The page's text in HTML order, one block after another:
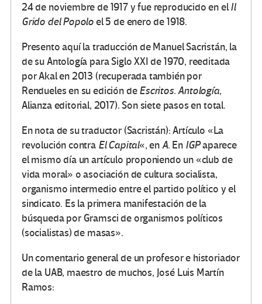
24 de noviembre de 1917 y fue reproducido en elIl
Grido del Popoloel 5 de enero de 1918.
Presento aquí la traducción de Manuel Sacristán, la
de su Antología para Siglo XXI de 1970, reeditada
por Akal en 2013 (recuperada también por
Rendueles en su edición deEscritos. Antología,
Alianza editorial, 2017). Son siete pasos en total.
En nota de su traductor (Sacristán): Artículo «La
revolución contraEl Capital«, enA. En IGPaparece
el mismo día un artículo proponiendo un «club de
vida moral» o asociación de cultura socialista,
organismo intermedio entre el partido político y el
sindicato. Es la primera manifestación de la
búsqueda por Gramsci de organismos políticos
(socialistas) de masas».
Un comentario general de un profesor e historiador
de la UAB, maestro de muchos, José Luis Martín
Ramos: